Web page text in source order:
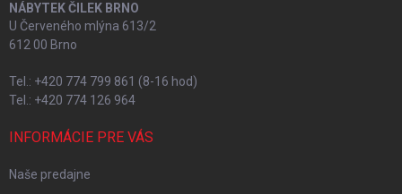
NÁBYTEK ČILEK BRNO
U Červeného mlýna 613/2
612 00 Brno
Tel.: +420 774 799 861 (8-16 hod)
Tel.: +420 774 126 964
INFORMÁCIE PRE VÁS
Naše predajne